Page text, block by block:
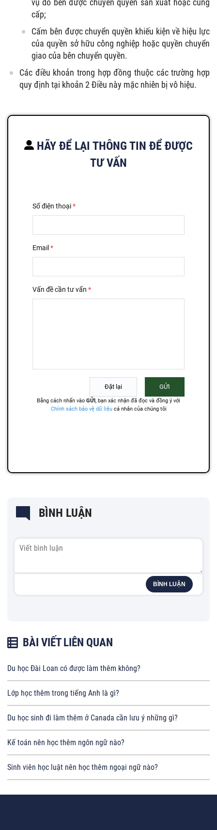
cấp;
Cấm bên được chuyển quyền khiếu kiện về hiệu lực
của quyền sở hữu công nghiệp hoặc quyền chuyển
giao của bên chuyển quyền.
Các điều khoản trong hợp đồng thuộc các trường hợp
quy định tại khoản 2 Điều này mặc nhiên bị vô hiệu.
HÃY ĐỂ LẠI THÔNG TIN ĐỂ ĐƯỢC
TƯ VẤN
BÌNH LUẬN
BÌNH LUẬN
BÀI VIẾT LIÊN QUAN
Du học Đài Loan có được làm thêm không?
Lớp học thêm trong tiếng Anh là gì?
Du học sinh đi làm thêm ở Canada cần lưu ý những gì?
Kế toán nên học thêm ngôn ngữ nào?
Sinh viên học luật nên học thêm ngoại ngữ nào?